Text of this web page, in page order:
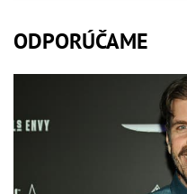
ODPORÚČAME